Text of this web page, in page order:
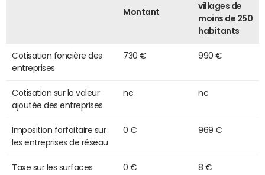
Montant
villages de
moins de 250
habitants
Cotisation foncière des
entreprises
730 € 990 €
Cotisation sur la valeur
ajoutée des entreprises
nc nc
Imposition forfaitaire sur
les entreprises de réseau
0 € 969 €
Taxe sur les surfaces
0 € 8 €